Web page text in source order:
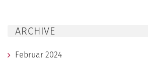
ARCHIVE
Februar 2024